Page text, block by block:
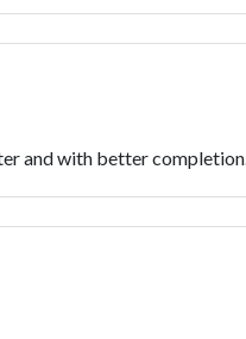
and with better completion.